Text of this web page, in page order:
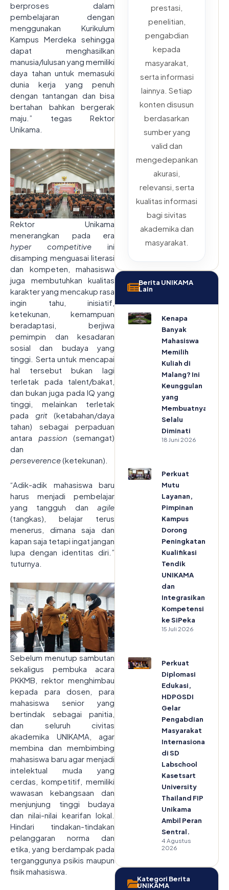
berproses dalam
pembelajaran dengan
menggunakan Kurikulum
Kampus Merdeka sehingga
dapat menghasilkan
manusia/lulusan yang memiliki
daya tahan untuk memasuki
dunia kerja yang penuh
dengan tantangan dan bisa
bertahan bahkan bergerak
maju.” tegas Rektor
Unikama.
Rektor Unikama
menerangkan pada era
hyper competitive ini
disamping menguasai literasi
dan kompeten, mahasiswa
juga membutuhkan kualitas
karakter yang mencakup rasa
ingin tahu, inisiatif,
ketekunan, kemampuan
beradaptasi, berjiwa
pemimpin dan kesadaran
sosial dan budaya yang
tinggi. Serta untuk mencapai
hal tersebut bukan lagi
terletak pada talent/bakat,
dan bukan juga pada IQ yang
tinggi, melainkan terletak
pada grit(ketabahan/daya
tahan) sebagai perpaduan
antara passion (semangat)
dan
perseverence(ketekunan).
“Adik-adik mahasiswa baru
harus menjadi pembelajar
yang tangguh dan agile
(tangkas), belajar terus
menerus, dimana saja dan
kapan saja tetapi ingat jangan
lupa dengan identitas diri.”
tuturnya.
Sebelum menutup sambutan
sekaligus pembuka acara
PKKMB, rektor menghimbau
kepada para dosen, para
mahasiswa senior yang
bertindak sebagai panitia,
dan seluruh civitas
akademika UNIKAMA, agar
membina dan membimbing
mahasiswa baru agar menjadi
intelektual muda yang
cerdas, kompetitif, memiliki
wawasan kebangsaan dan
menjunjung tinggi budaya
dan nilai-nilai kearifan lokal.
Hindari tindakan-tindakan
pelanggaran norma dan
etika, yang berdampak pada
terganggunya psikis maupun
fisik mahasiswa.
prestasi,
penelitian,
pengabdian
kepada
masyarakat,
serta informasi
lainnya. Setiap
konten disusun
berdasarkan
sumber yang
valid dan
mengedepankan
akurasi,
relevansi, serta
kualitas informasi
bagi sivitas
akademika dan
masyarakat.
Berita UNIKAMA
Lain
Kenapa
Banyak
Mahasiswa
Memilih
Kuliah di
Malang? Ini
Keunggulan
yang
Membuatnya
Selalu
Diminati
18 Juni 2026
Perkuat
Mutu
Layanan,
Pimpinan
Kampus
Dorong
Peningkatan
Kualifikasi
Tendik
UNIKAMA
dan
Integrasikan
Kompetensi
ke SiPeka
15 Juli 2026
Perkuat
Diplomasi
Edukasi,
HDPGSDI
Gelar
Pengabdian
Masyarakat
Internasional
di SD
Labschool
Kasetsart
University
Thailand FIP
Unikama
Ambil Peran
Sentral.
4 Agustus
2026
Kategori Berita
UNIKAMA